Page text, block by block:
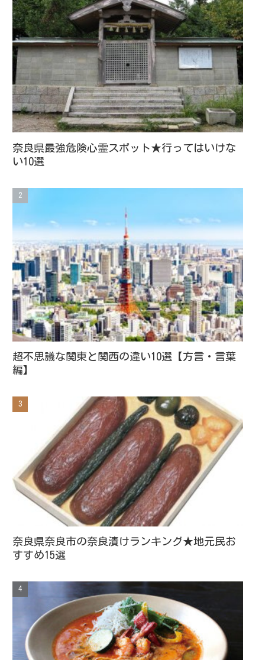
奈良県最強危険心霊スポット★行ってはいけな
い10選
超不思議な関東と関西の違い10選【方言・言葉
編】
奈良県奈良市の奈良漬けランキング★地元民お
すすめ15選